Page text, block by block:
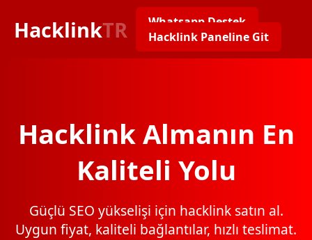
HacklinkTR
Whatsapp Destek
Hacklink Paneline Git
Hacklink Almanın En
Kaliteli Yolu
Güçlü SEO yükselişi için hacklink satın al.
Uygun fiyat, kaliteli bağlantılar, hızlı teslimat.